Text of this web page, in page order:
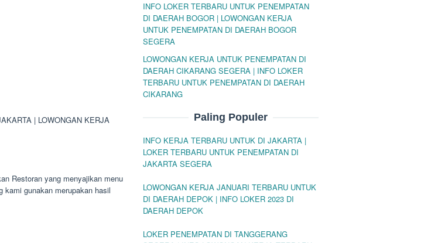
| LOWONGAN KERJA
Restoran yang menyajikan menu
kami gunakan merupakan hasil
INFO LOKER TERBARU UNTUK PENEMPATAN
DI DAERAH BOGOR | LOWONGAN KERJA
UNTUK PENEMPATAN DI DAERAH BOGOR
SEGERA
LOWONGAN KERJA UNTUK PENEMPATAN DI
DAERAH CIKARANG SEGERA | INFO LOKER
TERBARU UNTUK PENEMPATAN DI DAERAH
CIKARANG
Paling Populer
INFO KERJA TERBARU UNTUK DI JAKARTA |
LOKER TERBARU UNTUK PENEMPATAN DI
JAKARTA SEGERA
LOWONGAN KERJA JANUARI TERBARU UNTUK
DI DAERAH DEPOK | INFO LOKER 2023 DI
DAERAH DEPOK
LOKER PENEMPATAN DI TANGGERANG